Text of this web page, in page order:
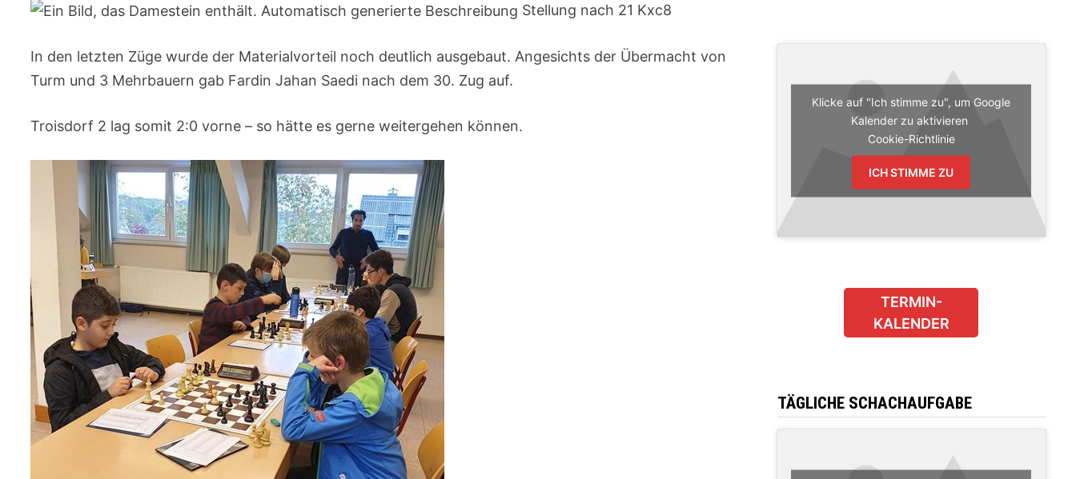
Stellung nach 21 Kxc8
In den letzten Züge wurde der Materialvorteil noch deutlich ausgebaut. Angesichts der Übermacht von
Turm und 3 Mehrbauern gab Fardin Jahan Saedi nach dem 30. Zug auf.
Troisdorf 2 lag somit 2:0 vorne – so hätte es gerne weitergehen können.
Klicke auf "Ich stimme zu", um Google
Kalender zu aktivieren
Cookie-Richtlinie
ICH STIMME ZU
TERMIN-
KALENDER
TÄGLICHE SCHACHAUFGABE